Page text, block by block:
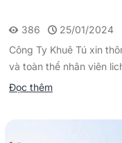
386
25/01/2024
Công Ty Khuê Tú xin
và toàn thể nhân viên
Đọc thêm